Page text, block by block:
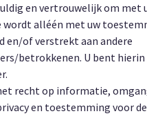
en vertrouwelijk om met
alléén met uw
en/of verstrekt aan andere
betrokkenen. U bent hierin
recht op informatie,
en toestemming voor de